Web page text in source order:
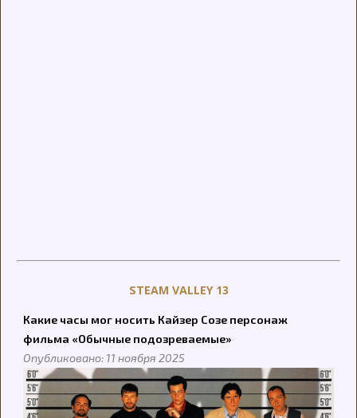
STEAM VALLEY 13
Какие часы мог носить Кайзер Созе персонаж
фильма «Обычные подозреваемые»
Опубликовано: 11 ноября 2025